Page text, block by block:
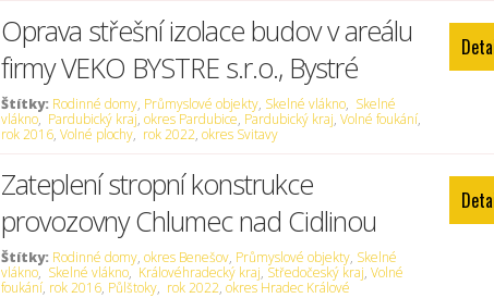
Oprava střešní izolace budov v areálu
firmy VEKO BYSTRE s.r.o., Bystré
Štítky: Rodinné domy, Průmyslové objekty, Skelné vlákno, Skelné
vlákno, Pardubický kraj, okres Pardubice, Pardubický kraj, Volné foukání,
rok 2016, Volné plochy, rok 2022, okres Svitavy
Zateplení stropní konstrukce
provozovny Chlumec nad Cidlinou
Štítky: Rodinné domy, okres Benešov, Průmyslové objekty, Skelné
vlákno, Skelné vlákno, Královéhradecký kraj, Středočeský kraj, Volné
foukání, rok 2016, Půlštoky, rok 2022, okres Hradec Králové